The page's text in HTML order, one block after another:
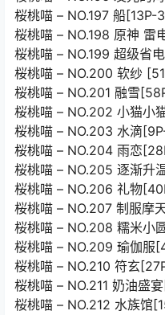
桜桃喵 – NO.197 船[13P-
桜桃喵 – NO.198 原神 雷
桜桃喵 – NO.199 超级省
桜桃喵 – NO.200 软纱
桜桃喵 – NO.201 融雪
桜桃喵 – NO.202 小猫小
桜桃喵 – NO.203 水滴
桜桃喵 – NO.204 雨恋
桜桃喵 – NO.205 逐渐升
桜桃喵 – NO.206 礼物
桜桃喵 – NO.207 制服摩
桜桃喵 – NO.208 糯米小
桜桃喵 – NO.209 瑜伽服
桜桃喵 – NO.210 符玄
桜桃喵 – NO.211 奶油盛
桜桃喵 – NO.212 水族馆